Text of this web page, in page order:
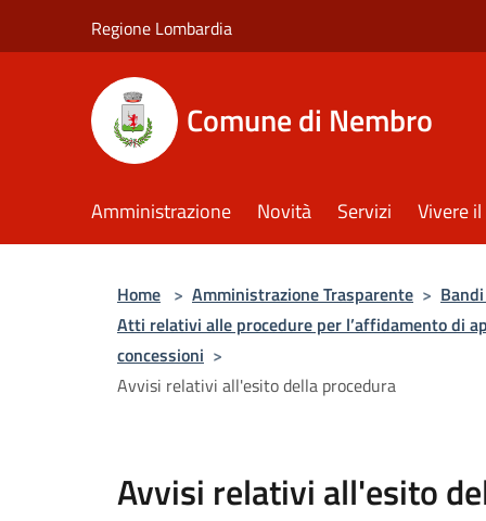
Regione Lombardia
Comune di Nembro
Amministrazione Novità Servizi Vivere
Home > Amministrazione Trasparente >
Atti relativi alle procedure per l’affidamento di
concessioni >
Avvisi relativi all'esito della procedura
Avvisi relativi all'esito